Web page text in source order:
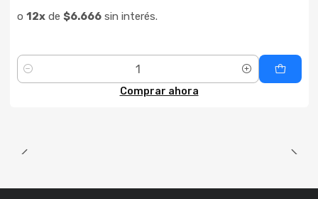
o 12xde $6.666sin interés.
Cantidad
Comprar ahora